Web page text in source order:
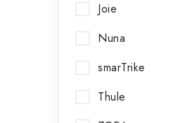
Joie
Nuna
smarTrike
Thule